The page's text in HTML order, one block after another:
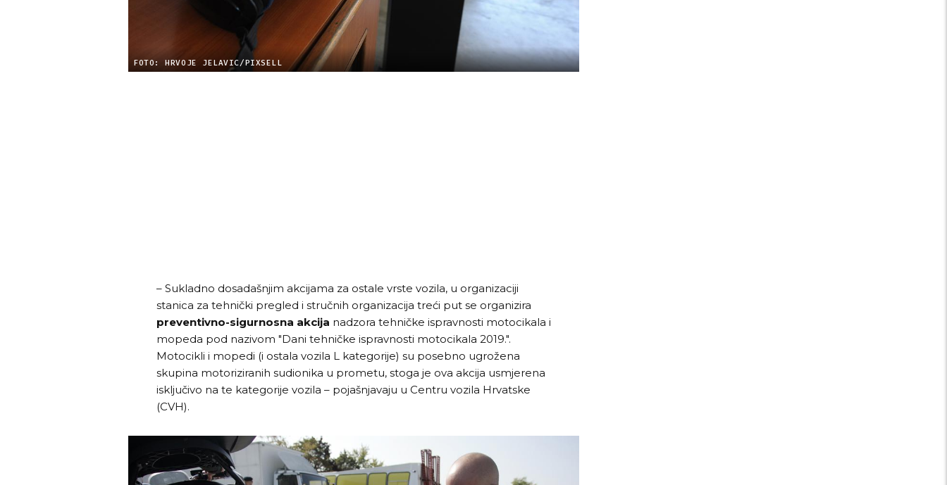
FOTO: HRVOJE JELAVIC/PIXSELL
– Sukladno dosadašnjim akcijama za ostale vrste vozila, u organizaciji
stanica za tehnički pregled i stručnih organizacija treći put se organizira
preventivno-sigurnosna akcija nadzora tehničke ispravnosti motocikala i
mopeda pod nazivom "Dani tehničke ispravnosti motocikala 2019.".
Motocikli i mopedi (i ostala vozila L kategorije) su posebno ugrožena
skupina motoriziranih sudionika u prometu, stoga je ova akcija usmjerena
isključivo na te kategorije vozila – pojašnjavaju u Centru vozila Hrvatske
(CVH).